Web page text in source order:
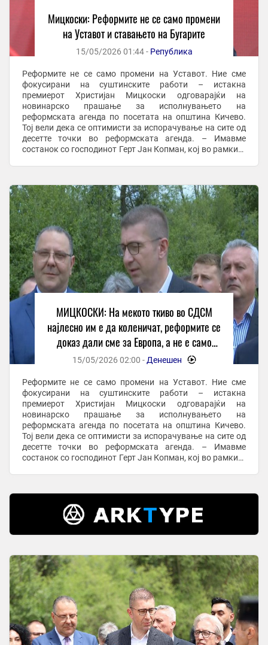
Мицкоски: Реформите не се само промени
на Уставот и ставањето на Бугарите
15/05/2026 01:44 - Република
Реформите не се само промени на Уставот. Ние сме
фокусирани на суштинските работи – истакна
премиерот Христијан Мицкоски одговарајќи на
новинарско прашање за исполнувањето на
реформската агенда по посетата на општина Кичево.
Тој вели дека се оптимисти за испорачување на сите од
десетте точки во реформската агенда. – Имавме
состанок со господинот Герт Јан Копман, кој во рамките
МИЦКОСКИ: На мекото ткиво во СДСМ
најлесно им е да коленичат, реформите се
доказ дали сме за Европа, а не е само
Бугари во Уставот
15/05/2026 02:00 - Денешен -
Реформите не се само промени на Уставот. Ние сме
фокусирани на суштинските работи – истакна
премиерот Христијан Мицкоски одговарајќи на
новинарско прашање за исполнувањето на
реформската агенда по посетата на општина Кичево.
Тој вели дека се оптимисти за испорачување на сите од
десетте точки во реформската агенда. – Имавме
состанок со господинот Герт Јан Копман, кој во рамките